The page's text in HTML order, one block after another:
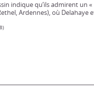
indique qu’ils admirent un
Ardennes), où Delahaye